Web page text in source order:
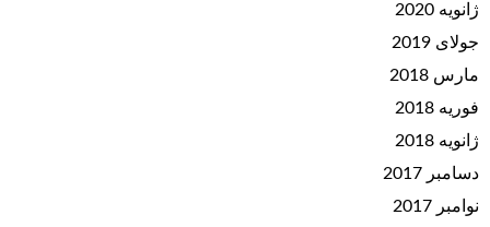
ژانویه 2020
جولای 2019
مارس 2018
فوریه 2018
ژانویه 2018
دسامبر 2017
نوامبر 2017